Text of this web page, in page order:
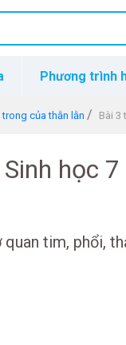
Phương trình
trong của thằn lằn Bài 3
học 7
tim, phổi,